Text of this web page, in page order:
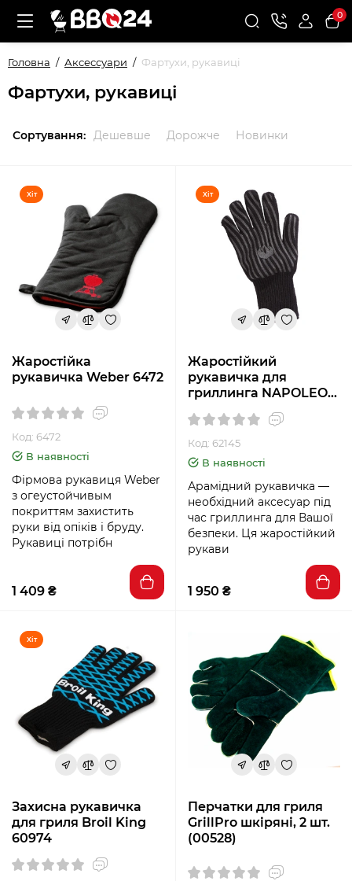
0
Головна Аксессуари Фартухи, рукавиці
Фартухи, рукавиці
Сортування: Дешевше Дорожче Новинки
Хіт
Жаростійка
рукавичка Weber 6472
Код: 6472
В наявності
Фірмова рукавиця Weber
з огеустойчивым
покриттям захистить
руки від опіків і бруду.
Рукавиці потрібн
1 409 ₴
Хіт
Жаростійкий
рукавичка для
гриллинга NAPOLEON
Код: 62145
В наявності
Арамідний рукавичка —
необхідний аксесуар під
час гриллинга для Вашої
безпеки. Ця жаростійкий
рукави
1 950 ₴
Хіт
Захисна рукавичка
для гриля Broil King
60974
Перчатки для гриля
GrillPro шкіряні, 2 шт.
(00528)